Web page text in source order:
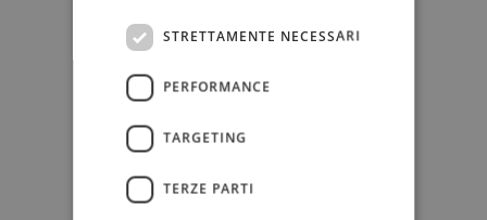
morte di Hélène Carrère d’En…
D'AUTORE
STRETTAMENTE NECESSARI
PERFORMANCE
TARGETING
TERZE PARTI